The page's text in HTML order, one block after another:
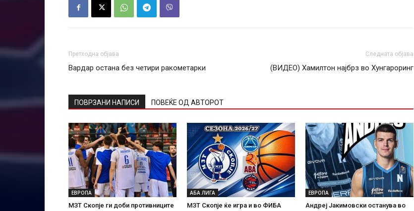
Претходна објава
Вардар остана без четири ракометарки
Следната објава
(ВИДЕО) Хамилтон најбрз во Хунгароринг
ПОВРЗАНИ НАПИСИ ПОВЕЌЕ ОД АВТОРОТ
ЕВРОПА
МЗТ Скопје ги доби противниците
АБА ЛИГА
МЗТ Скопје ќе игра и во ФИБА
ЕВРОПА
Андреј Јакимовски останува во